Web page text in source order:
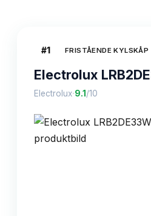
#1 FRISTÅENDE
Electrolux
Electrolux·9.1 /10